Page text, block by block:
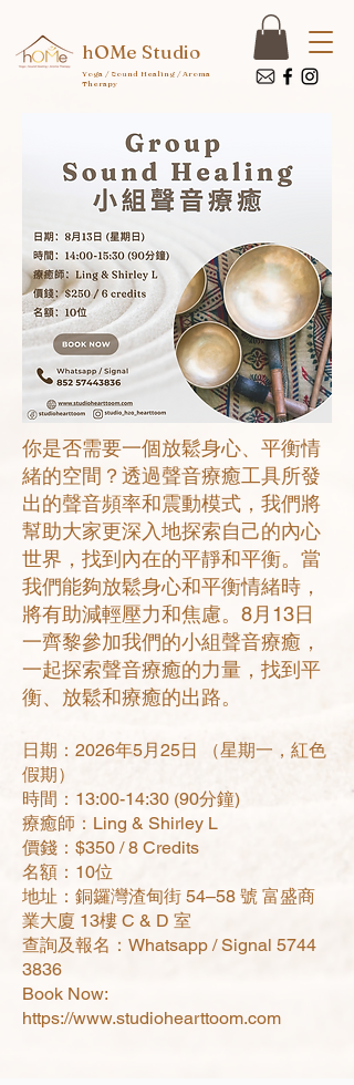
hOMe Studio
Yoga / Sound Healing / Aroma
Therapy
你是否需要一個放鬆身心、平衡情
緒的空間？透過聲音療癒工具所發
出的聲音頻率和震動模式，我們將
幫助大家更深入地探索自己的內心
世界，找到內在的平靜和平衡。當
我們能夠放鬆身心和平衡情緒時，
將有助減輕壓力和焦慮。8月13日
一齊黎參加我們的小組聲音療癒，
一起探索聲音療癒的力量，找到平
衡、放鬆和療癒的出路。
日期：2026年5月25日 （星期一，紅色
假期）
時間：13:00-14:30 (90分鐘)
療癒師：Ling & Shirley L
價錢：$350 / 8 Credits
名額：10位
地址：銅鑼灣渣甸街 54–58 號 富盛商
業大廈 13樓 C & D 室
查詢及報名：Whatsapp / Signal 5744
3836
Book Now:
https://www.studiohearttoom.com